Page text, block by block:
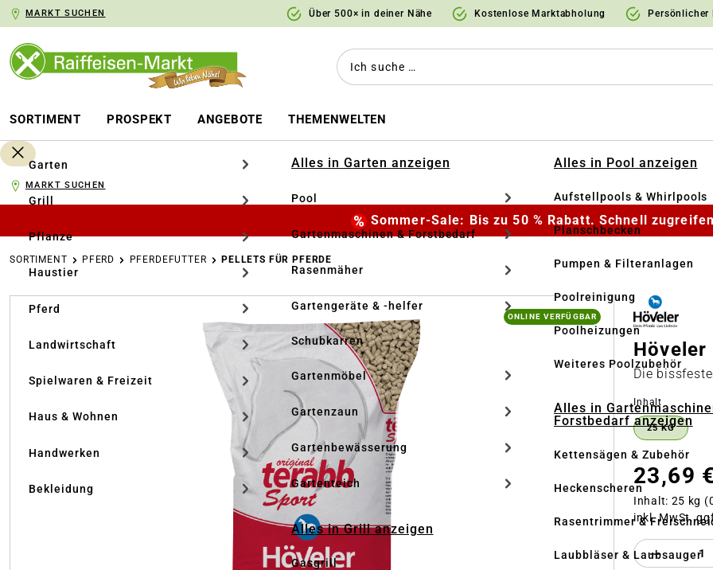
Zur Hauptnavigation springen
MARKT SUCHEN Über 500× in deiner Nähe Kostenlose Marktabholung Persönlicher
SORTIMENT PROSPEKT ANGEBOTE THEMENWELTEN
Garten
Grill
Pflanze
Haustier
Pferd
Landwirtschaft
Spielwaren & Freizeit
Haus & Wohnen
Handwerken
Bekleidung
Alles in Garten anzeigen
Pool
Gartenmaschinen & Forstbedarf
Rasenmäher
Gartengeräte & -helfer
Schubkarren
Gartenmöbel
Gartenzaun
Gartenbewässerung
Gartenteich
Alles in Grill anzeigen
Gasgrill
Alles in Pool anzeigen
Aufstellpools & Whirlpools
Planschbecken
Pumpen & Filteranlagen
Poolreinigung
Poolheizungen
Weiteres Poolzubehör
Alles in
Forstbedarf anzeigen
Kettensägen & Zubehör
Heckenscheren
Rasentrimmer &
Laubbläser & Laubsauger
MARKT SUCHEN
Sommer-Sale: Bis zu 50 % Rabatt. Schnell
SORTIMENT PFERD PFERDEFUTTER PELLETS FÜR PFERDE
Bildergalerie überspringen
ONLINE VERFÜGBAR
Die
Inhalt auswählen
25 KG
23,69 €
Inhalt: 25 kg
inkl. MwSt.
Produkt